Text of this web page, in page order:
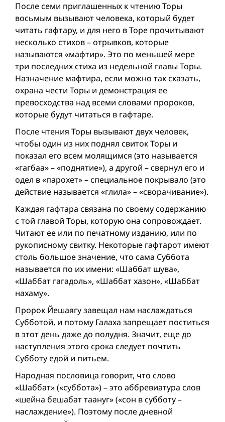
После семи приглашенных к чтению Торы
восьмым вызывают человека, который будет
читать гафтару, и для него в Торе прочитывают
несколько стихов – отрывков, которые
называются «мафтир». Это по меньшей мере
три последних стиха из недельной главы Торы.
Назначение мафтира, если можно так сказать,
охрана чести Торы и демонстрация ее
превосходства над всеми словами пророков,
которые будут читаться в гафтаре.
После чтения Торы вызывают двух человек,
чтобы один из них поднял свиток Торы и
показал его всем молящимся (это называется
«гагбаа» – «поднятие»), а другой – свернул его и
одел в «парохет» – специальное покрывало (это
действие называется «глила» – «сворачивание»).
Каждая гафтара связана по своему содержанию
с той главой Торы, которую она сопровождает.
Читают ее или по печатному изданию, или по
рукописному свитку. Некоторые гафтарот имеют
столь большое значение, что сама Суббота
называется по их имени: «Шаббат шува»,
«Шаббат гагадоль», «Шаббат хазон», «Шаббат
нахаму».
Пророк Йешаягу завещал нам наслаждаться
Субботой, и потому Галаха запрещает поститься
в этот день даже до полудня. Значит, еще до
наступления этого срока следует почтить
Субботу едой и питьем.
Народная пословица говорит, что слово
«Шаббат» («суббота») – это аббревиатура слов
«шейна бешабат таануг» («сон в субботу –
наслаждение»). Поэтому после дневной